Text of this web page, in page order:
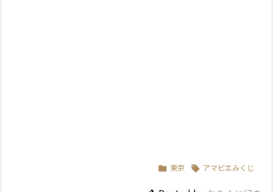
 東京  アマビエみくじ